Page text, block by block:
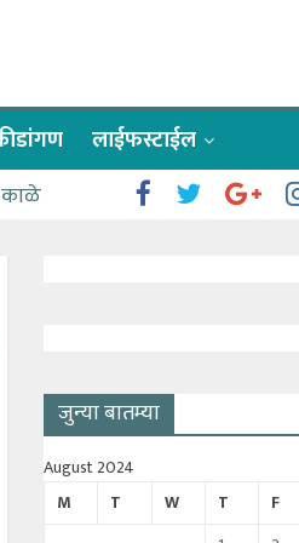
लाईफस्टाईल
काळे
जुन्या बातम्या
August 2024
M
T W T F